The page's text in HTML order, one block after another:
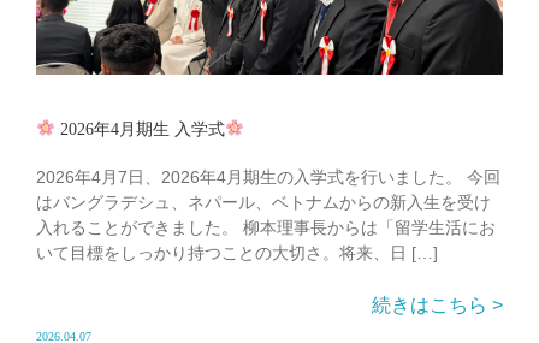
2026年4月期生 入学式
2026年4月7日、2026年4月期生の入学式を行いました。 今回
はバングラデシュ、ネパール、ベトナムからの新入生を受け
入れることができました。 柳本理事長からは「留学生活にお
いて目標をしっかり持つことの大切さ。将来、日 […]
続きはこちら >
2026.04.07